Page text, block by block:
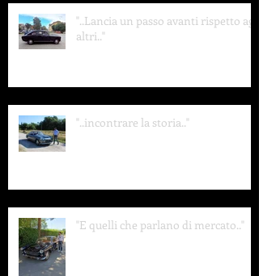
"..Lancia un passo avanti rispetto agli
altri.."
"..incontrare la storia.."
"E quelli che parlano di mercato.."